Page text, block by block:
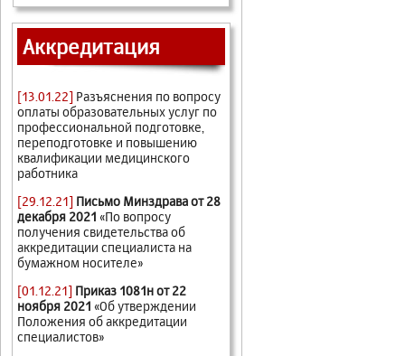
Аккредитация
[13.01.22] Разъяснения по вопросу
оплаты образовательных услуг по
профессиональной подготовке,
переподготовке и повышению
квалификации медицинского
работника
[29.12.21] Письмо Минздрава от 28
декабря 2021 «По вопросу
получения свидетельства об
аккредитации специалиста на
бумажном носителе»
[01.12.21] Приказ 1081н от 22
ноября 2021 «Об утверждении
Положения об аккредитации
специалистов»